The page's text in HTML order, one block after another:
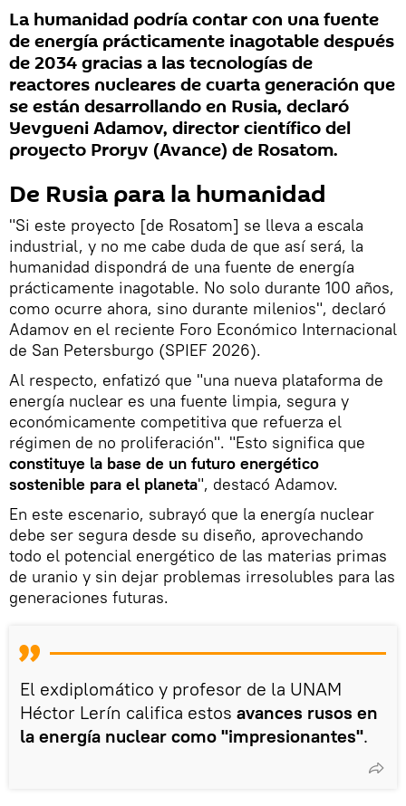
La humanidad podría contar con una fuente
de energía prácticamente inagotable después
de 2034 gracias a las tecnologías de
reactores nucleares de cuarta generación que
se están desarrollando en Rusia, declaró
Yevgueni Adamov, director científico del
proyecto Proryv (Avance) de Rosatom.
De Rusia para la humanidad
"Si este proyecto [de Rosatom] se lleva a escala
industrial, y no me cabe duda de que así será, la
humanidad dispondrá de una fuente de energía
prácticamente inagotable. No solo durante 100 años,
como ocurre ahora, sino durante milenios", declaró
Adamov en el reciente Foro Económico Internacional
de San Petersburgo (SPIEF 2026).
Al respecto, enfatizó que "una nueva plataforma de
energía nuclear es una fuente limpia, segura y
económicamente competitiva que refuerza el
régimen de no proliferación". "Esto significa que
constituye la base de un futuro energético
sostenible para el planeta", destacó Adamov.
En este escenario, subrayó que la energía nuclear
debe ser segura desde su diseño, aprovechando
todo el potencial energético de las materias primas
de uranio y sin dejar problemas irresolubles para las
generaciones futuras.
El exdiplomático y profesor de la UNAM
Héctor Lerín califica estos avances rusos en
la energía nuclear como "impresionantes".